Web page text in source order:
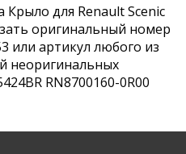
для Renault Scenic
оригинальный номер
или артикул любого из
неоригинальных
RN8700160-0R00